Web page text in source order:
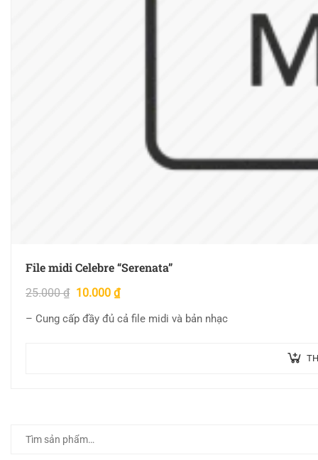
File midi Celebre “Serenata”
25.000₫ 10.000 ₫
– Cung cấp đầy đủ cả file midi và bản nhạc